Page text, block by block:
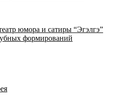
юмора и сатиры “Эгэлгэ”
формирований